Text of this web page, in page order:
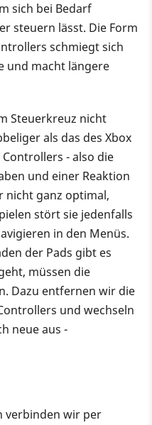
sich bei Bedarf
steuern lässt. Die Form
schmiegt sich
und macht längere
Steuerkreuz nicht
als das des Xbox
Controllers - also die
und einer Reaktion
nicht ganz optimal,
stört sie jedenfalls
in den Menüs.
der Pads gibt es
müssen die
Dazu entfernen wir die
und wechseln
neue aus -
verbinden wir per